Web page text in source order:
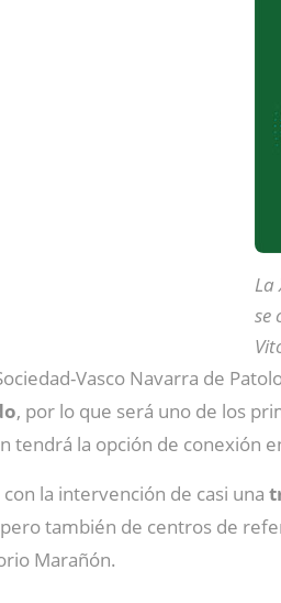
La
se
Vasco Navarra de
, por lo que será uno de los
tendrá la opción de conexión
la intervención de casi una
también de centros de
Marañón.